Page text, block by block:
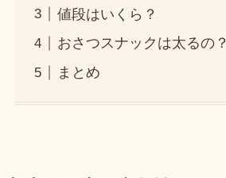
値段はいくら？
おさつスナックは太るの？
まとめ